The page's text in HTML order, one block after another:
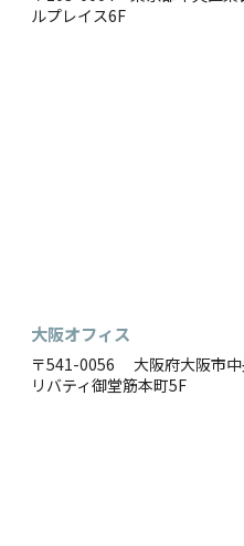
ルプレイス6F
大阪オフィス
〒541-0056 大阪府大阪市
リバティ御堂筋本町5F